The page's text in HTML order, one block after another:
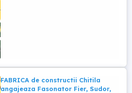
FABRICA de constructii Chitila
angajeaza Fasonator Fier, Sudor,